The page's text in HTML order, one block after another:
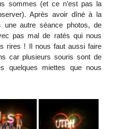
sommes (et ce n’est pas la
Après avoir dîné à la
une autre séance photos, de
pas mal de ratés qui nous
rires ! Il nous faut aussi faire
car plusieurs souris sont de
quelques miettes que nous